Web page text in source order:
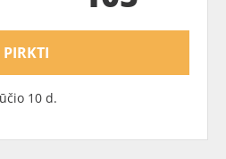
PIRKTI
10 d.